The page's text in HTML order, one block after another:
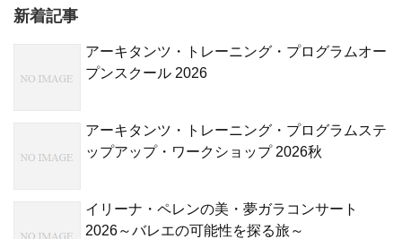
新着記事
アーキタンツ・トレーニング・プログラムオー
プンスクール 2026
アーキタンツ・トレーニング・プログラムステ
ップアップ・ワークショップ 2026秋
イリーナ・ペレンの美・夢ガラコンサート
2026～バレエの可能性を探る旅～